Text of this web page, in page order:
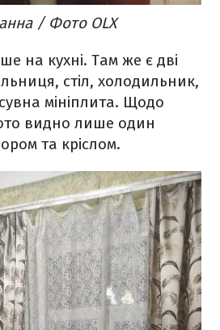
/ Фото OLX
на кухні. Там же є дві
стіл, холодильник,
мініплита. Щодо
видно лише один
та кріслом.